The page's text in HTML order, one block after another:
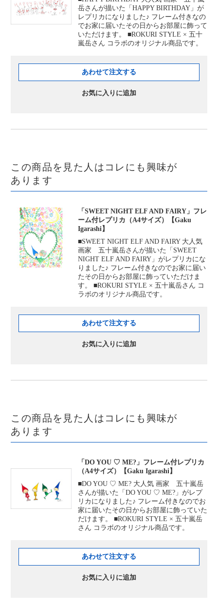
岳さんが描いた「HAPPY BIRTHDAY」が
レプリカになりました♪ フレーム付きなの
でお家に届いたその日からお部屋に飾って
いただけます。 ■ROKURI STYLE × 五十
嵐岳さん コラボのオリジナル商品です。
あわせて注文する
お気に入りに追加
この商品を見た人はコレにも興味が
あります
「SWEET NIGHT ELF AND FAIRY」フレ
ーム付レプリカ（A4サイズ）【Gaku
Igarashi】
■SWEET NIGHT ELF AND FAIRY 大人気
画家 五十嵐岳さんが描いた「SWEET
NIGHT ELF AND FAIRY」がレプリカにな
りました♪ フレーム付きなのでお家に届い
たその日からお部屋に飾っていただけま
す。 ■ROKURI STYLE × 五十嵐岳さん コ
ラボのオリジナル商品です。
あわせて注文する
お気に入りに追加
この商品を見た人はコレにも興味が
あります
「DO YOU ♡ ME?」フレーム付レプリカ
（A4サイズ）【Gaku Igarashi】
■DO YOU ♡ ME? 大人気 画家 五十嵐岳
さんが描いた「DO YOU ♡ ME?」がレプ
リカになりました♪ フレーム付きなのでお
家に届いたその日からお部屋に飾っていた
だけます。 ■ROKURI STYLE × 五十嵐岳
さん コラボのオリジナル商品です。
あわせて注文する
お気に入りに追加